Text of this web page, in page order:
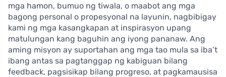
mga hamon, bumuo ng tiwala, o maabot ang mga
bagong personal o propesyonal na layunin, nagbibigay
kami ng mga kasangkapan at inspirasyon upang
matulungan kang baguhin ang iyong pananaw. Ang
aming misyon ay suportahan ang mga tao mula sa iba’t
ibang antas sa pagtanggap ng kabiguan bilang
feedback, pagsisikap bilang progreso, at pagkamausisa